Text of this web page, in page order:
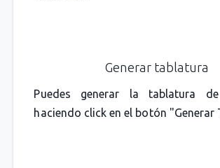
Generar tablatura
Puedes generar la tablatura
haciendo click en el botón "Generar